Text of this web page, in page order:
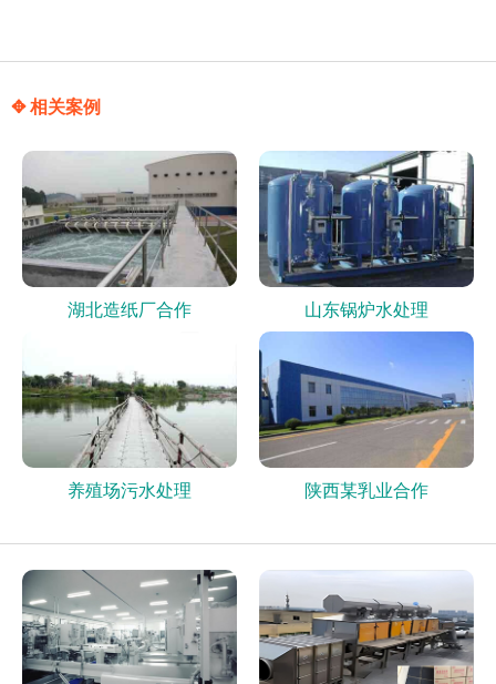
✥ 相关案例
湖北造纸厂合作 山东锅炉水处理
养殖场污水处理 陕西某乳业合作